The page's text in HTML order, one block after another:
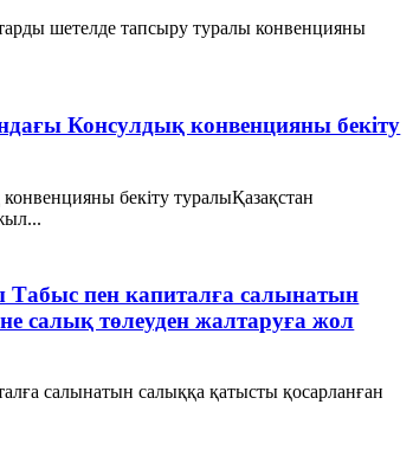
шетелде тапсыру туралы конвенцияны
Консулдық конвенцияны бекіту
бекіту туралыҚазақстан
Табыс пен капиталға салынатын
салық төлеуден жалтаруға жол
салынатын салыққа қатысты қосарланған